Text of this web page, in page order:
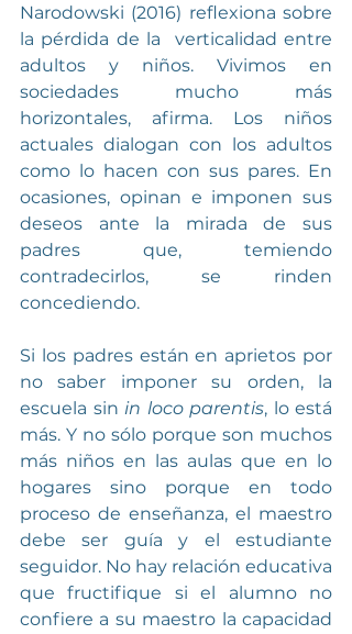
Narodowski (2016) reflexiona sobre
la pérdida de la  verticalidad entre
adultos y niños. Vivimos en
sociedades mucho más
horizontales, afirma. Los niños
actuales dialogan con los adultos
como lo hacen con sus pares. En
ocasiones, opinan e imponen sus
deseos ante la mirada de sus
padres que, temiendo
contradecirlos, se rinden
concediendo.
Si los padres están en aprietos por
no saber imponer su orden, la
escuela sin in loco parentis, lo está
más. Y no sólo porque son muchos
más niños en las aulas que en lo
hogares sino porque en todo
proceso de enseñanza, el maestro
debe ser guía y el estudiante
seguidor. No hay relación educativa
que fructifique si el alumno no
confiere a su maestro la capacidad